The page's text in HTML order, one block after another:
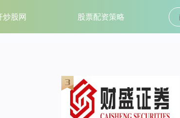
炒股网 股票配资策略